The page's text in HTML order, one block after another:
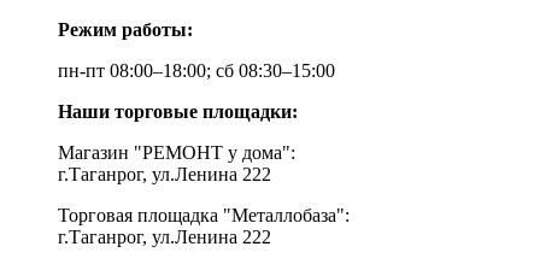
Режим работы:
пн-пт 08:00–18:00; сб 08:30–15:00
Наши торговые площадки:
Магазин "РЕМОНТ у дома":
г.Таганрог, ул.Ленина 222
Торговая площадка "Металлобаза":
г.Таганрог, ул.Ленина 222